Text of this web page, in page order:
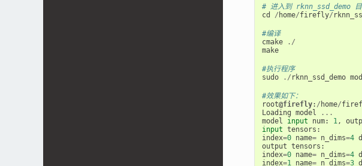
# 进入到 rknn_ssd_demo
cd
/ home/firefly/
#编译
cmake
./
make
#执行程序
sudo
./ rknn_ssd_demo
#效果如下：
root@firefly: / home/
Loading model
...
model
input num: 1,
input tensors :
index=0 name= n_dims=4
output tensors :
index=0 name= n_dims=4
index=1 name= n_dims=3